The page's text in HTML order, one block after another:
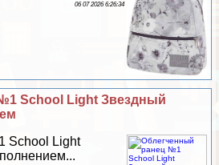
06 07 2026 6:26:34
School Light Звездный
School Light